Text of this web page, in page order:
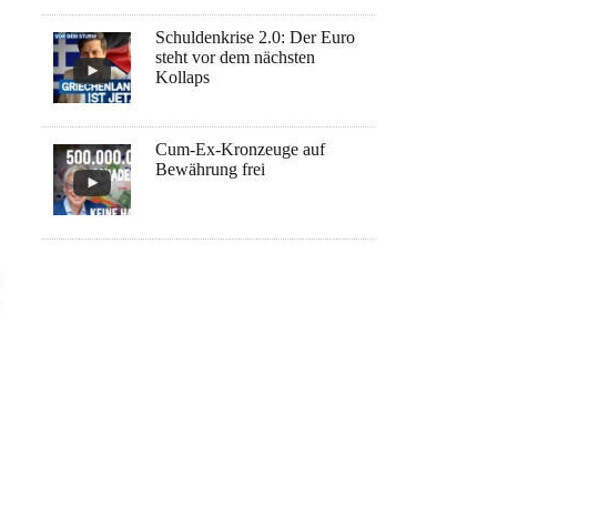
Schuldenkrise 2.0: Der Euro
steht vor dem nächsten
Kollaps
Cum-Ex-Kronzeuge auf
Bewährung frei